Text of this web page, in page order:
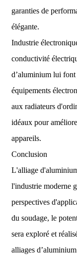
garanties de
élégante.
Industrie
conductivité
d’aluminium lui font
équipements
aux radiateurs
idéaux pour
appareils.
Conclusion
L'alliage
l'industrie moderne
perspectives
du soudage, le
sera exploré et
alliages